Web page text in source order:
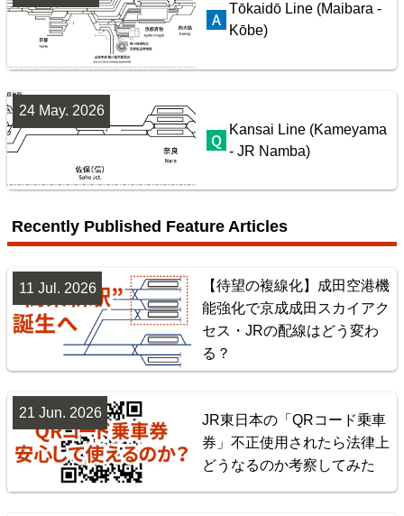
配線略図で辿る首都圏の保線基地
東北地方臨海鉄道配線略図 福島・仙台・秋田・八戸
臨海鉄道
Tōkaidō Line (Maibara -
Kōbe)
Kansai Line (Kameyama
- JR Namba)
24 May. 2026
Recently Published Feature Articles
【待望の複線化】成田空港機
能強化で京成成田スカイアク
セス・JRの配線はどう変わ
る？
11 Jul. 2026
JR東日本の「QRコード乗車
券」不正使用されたら法律上
どうなるのか考察してみた
21 Jun. 2026